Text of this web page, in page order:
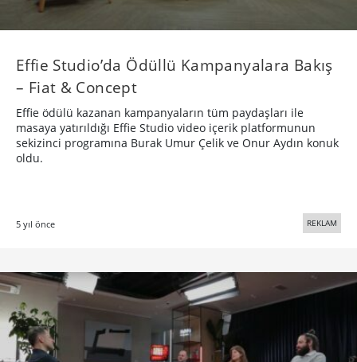
Effie Studio’da Ödüllü Kampanyalara Bakış
– Fiat & Concept
Effie ödülü kazanan kampanyaların tüm paydaşları ile
masaya yatırıldığı Effie Studio video içerik platformunun
sekizinci programına Burak Umur Çelik ve Onur Aydın konuk
oldu.
5 yıl önce REKLAM